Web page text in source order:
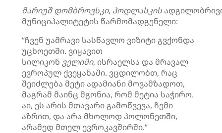
მარიუშ დომბროვსკი, პოდლასკის
მუნიციპალიტეტის წარმომადგენელი:
“ჩვენ უამრავი სასწავლო ვიზიტი გვქონდა
უცხოეთში. ვიყავით
სილიკონ ველიში, ისრაელსა და მრავალ
ევროპულ ქვეყანაში. ვცდილობთ, რაც
შეიძლება მეტი ადამიანი მოვამზადოთ,
მაგრამ მაინც მგონია, რომ მეტია საჭირო.
აი, ეს არის მთავარი გამოწვევა, ჩემი
აზრით, და არა მხოლოდ პოლონეთში,
არამედ მთელ ევროკავშირში.“